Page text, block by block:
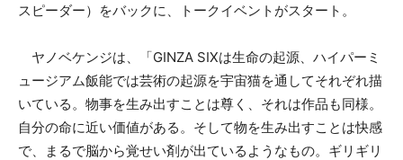
スピーダー）をバックに、トークイベントがスタート。
ヤノベケンジは、「GINZA SIXは生命の起源、ハイパーミ
ュージアム飯能では芸術の起源を宇宙猫を通してそれぞれ描
いている。物事を生み出すことは尊く、それは作品も同様。
自分の命に近い価値がある。そして物を生み出すことは快感
で、まるで脳から覚せい剤が出ているようなもの。ギリギリ